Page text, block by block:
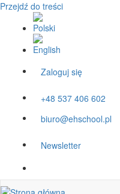
Przejdź do treści
Zaloguj się
+48 537 406 602
biuro@ehschool.pl
Newsletter